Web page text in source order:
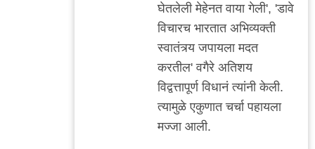
घेतलेली मेहेनत वाया गेली', 'डावे
विचारच भारतात अभिव्यक्ती
स्वातंत्र्य जपायला मदत
करतील' वगैरे अतिशय
विद्वत्तापूर्ण विधानं त्यांनी केली.
त्यामुळे एकुणात चर्चा पहायला
मज्जा आली.